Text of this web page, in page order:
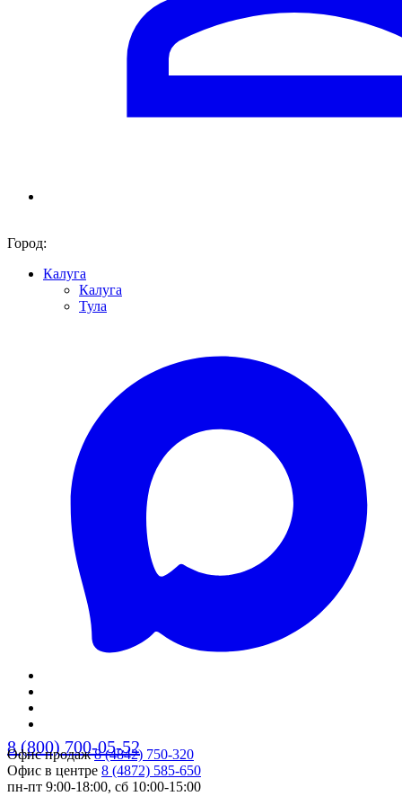
Город:
Калуга
Калуга
Тула
8 (800) 700-05-52
Офис продаж8 (4842) 750-320
Офис в центре 8 (4872) 585-650
пн-пт 9:00-18:00, сб 10:00-15:00